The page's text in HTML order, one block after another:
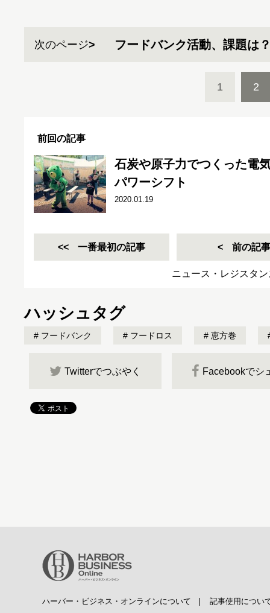
次のページ フードバンク活動、課題は
1 2
前回の記事
石炭や原子力でつくった電
パワーシフト
2020.01.19
一番最初の記事 前の記事
ニュース・レジスタ
ハッシュタグ
フードバンク フードロス 恵方巻
Twitterでつぶやく Facebookでシ
ハーバー・ビジネス・オンラインについて 記事使用につい